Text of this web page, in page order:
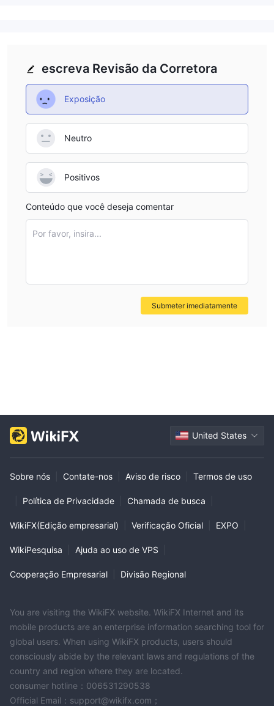
escreva Revisão da Corretora
Exposição
Neutro
Positivos
Conteúdo que você deseja comentar
Por favor, insira...
Submeter imediatamente
United States
Sobre nós Contate-nos Aviso de risco Termos de uso
Política de Privacidade Chamada de busca
WikiFX(Edição empresarial) Verificação Oficial EXPO
WikiPesquisa Ajuda ao uso de VPS
Cooperação Empresarial Divisão Regional
You are visiting the WikiFX website. WikiFX Internet and its
mobile products are an enterprise information searching tool for
global users. When using WikiFX products, users should
consciously abide by the relevant laws and regulations of the
country and region where they are located.
consumer hotline：006531290538
Official Email：support@wikifx.com；